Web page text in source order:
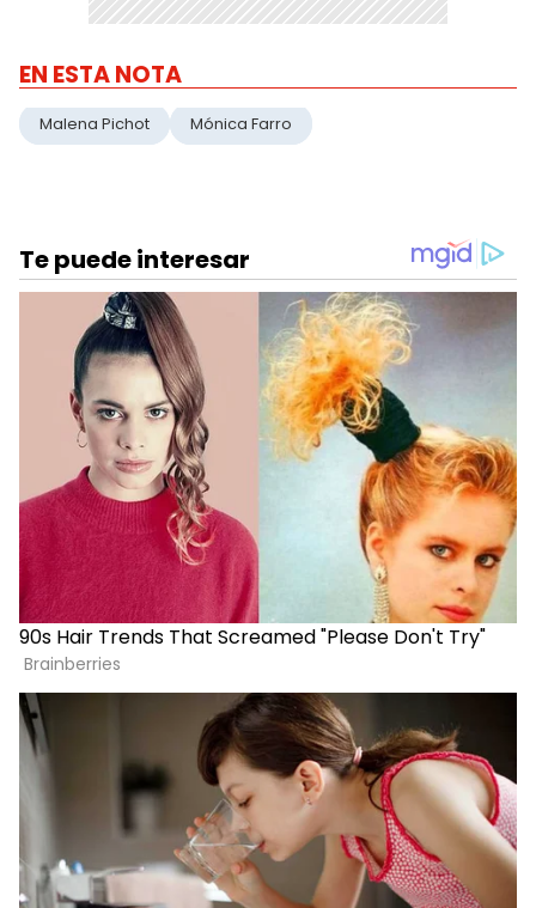
EN ESTA NOTA
Malena Pichot Mónica Farro